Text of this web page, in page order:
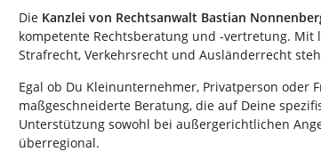
Die Kanzlei von Rechtsanwalt Bastian
kompetente Rechtsberatung und -vertretung.
Strafrecht, Verkehrsrecht und Ausländerrecht
Egal ob Du Kleinunternehmer, Privatperson
maßgeschneiderte Beratung, die auf Deine
Unterstützung sowohl bei außergerichtlichen
überregional.